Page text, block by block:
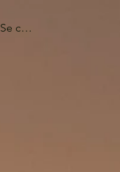
Se connecter